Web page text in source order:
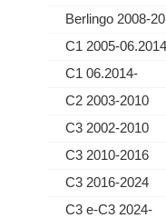
Berlingo 2008-
C1 2005-06.2014
C1 06.2014-
C2 2003-2010
C3 2002-2010
C3 2010-2016
C3 2016-2024
C3 e-C3 2024-